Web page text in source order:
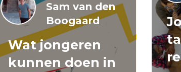
Sam van den
Boogaard
Wat jongeren
kunnen doen in